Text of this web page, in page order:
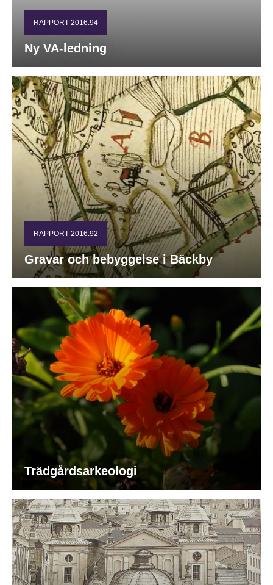
RAPPORT 2016:94
Ny VA-ledning
RAPPORT 2016:92
Gravar och bebyggelse i Bäckby
Trädgårdsarkeologi